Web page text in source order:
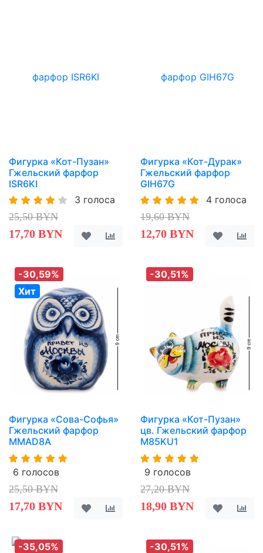
Фигурка «Кот-Пузан»
Гжельский фарфор
ISR6KI
3 голоса
25,50 BYN
17,70 BYN
Фигурка «Кот-Дурак»
Гжельский фарфор
GIH67G
4 голоса
19,60 BYN
12,70 BYN
-30,59%
Хит
Фигурка «Сова-Софья»
Гжельский фарфор
MMAD8A
6 голосов
25,50 BYN
17,70 BYN
-30,51%
Фигурка «Кот-Пузан»
цв. Гжельский фарфор
M85KU1
9 голосов
27,20 BYN
18,90 BYN
-35,05%
-30,51%